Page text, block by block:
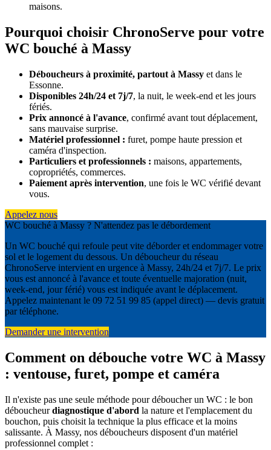
maisons.
Pourquoi choisir ChronoServe pour votre
WC bouché à Massy
Déboucheurs à proximité, partout à Massy et dans le
Essonne.
Disponibles 24h/24 et 7j/7, la nuit, le week-end et les jours
fériés.
Prix annoncé à l'avance, confirmé avant tout déplacement,
sans mauvaise surprise.
Matériel professionnel : furet, pompe haute pression et
caméra d'inspection.
Particuliers et professionnels : maisons, appartements,
copropriétés, commerces.
Paiement après intervention, une fois le WC vérifié devant
vous.
Appelez nous
WC bouché à Massy ? N'attendez pas le débordement
Un WC bouché qui refoule peut vite déborder et endommager votre
sol et le logement du dessous. Un déboucheur du réseau
ChronoServe intervient en urgence à Massy, 24h/24 et 7j/7. Le prix
vous est annoncé à l'avance et toute éventuelle majoration (nuit,
week-end, jour férié) vous est indiquée avant le déplacement.
Appelez maintenant le 09 72 51 99 85 (appel direct) — devis gratuit
par téléphone.
Demander une intervention
Comment on débouche votre WC à Massy
: ventouse, furet, pompe et caméra
Il n'existe pas une seule méthode pour déboucher un WC : le bon
déboucheurdiagnostique d'abord la nature et l'emplacement du
bouchon, puis choisit la technique la plus efficace et la moins
salissante. À Massy, nos déboucheurs disposent d'un matériel
professionnel complet :